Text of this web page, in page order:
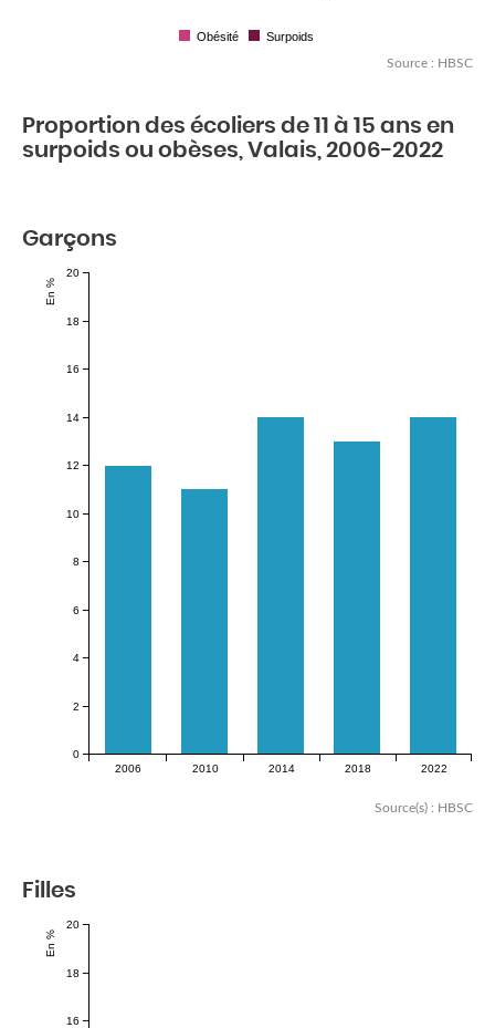
Obésité
Surpoids
Source : HBSC
Proportion des écoliers de 11 à 15 ans en
surpoids ou obèses, Valais, 2006-2022
Garçons
2006 2010 2014 2018 2022
En %
0
2
4
6
8
10
12
14
16
18
20
Source(s) : HBSC
Filles
En %
16
18
20